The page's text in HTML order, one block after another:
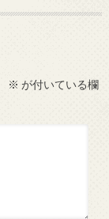
※ が付いている欄